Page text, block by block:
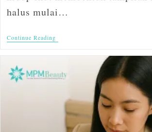
halus mulai…
Continue Reading